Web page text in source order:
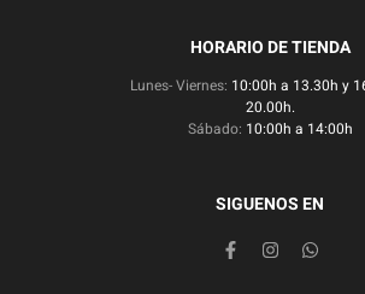
HORARIO DE TIENDA
Lunes- Viernes: 10:00h a 13.30h y
20.00h.
Sábado: 10:00h a 14:00h
SIGUENOS EN